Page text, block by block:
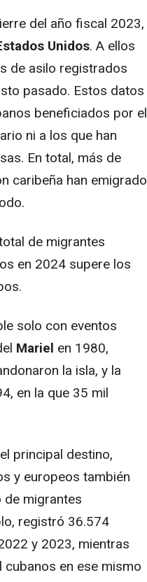
del año fiscal 2023,
Unidos. A ellos
de asilo registrados
pasado. Estos datos
beneficiados por el
ni a los que han
En total, más de
caribeña han emigrado
de migrantes
en 2024 supere los
solo con eventos
Mariel en 1980,
la isla, y la
en la que 35 mil
principal destino,
y europeos también
de migrantes
registró 36.574
y 2023, mientras
cubanos en ese mismo